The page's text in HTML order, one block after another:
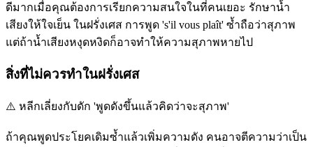
ดีมากเมื่อคุณต้องการเรียกความสนใจในที่คนเยอะ รักษาน้ำ
เสียงให้ใจเย็น ในฝรั่งเศส การพูด 's'il vous plaît' ซ้ำถือว่าสุภาพ
แต่ถ้าน้ำเสียงหงุดหงิดก็อาจทำให้ความสุภาพหายไป
สิ่งที่ไม่ควรทำในฝรั่งเศส
⚠️ หลีกเลี่ยงกับดัก 'พูดดังขึ้นแล้วคิดว่าจะสุภาพ'
ถ้าคุณพูดประโยคเดิมซ้ำแล้วเพิ่มความดัง คนอาจตีความว่าเป็น